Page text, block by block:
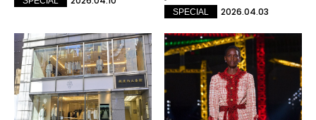
SPECIAL 2026.04.03